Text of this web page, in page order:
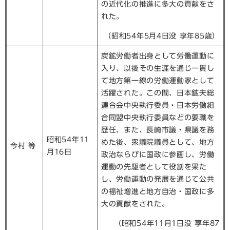
の近代化の推進に多大の貢献をさ
れた。
（昭和54年5月4日没 享年85歳）
今村 等
昭和54年11
月16日
炭鉱労働者出身として労働運動に
入り、以後その生涯を通じ一貫し
て地方第一線の労働運動家として
活躍された。この間、日本鉱夫総
連合会中央執行委員・日本労働組
合同盟中央執行委員などの要職を
歴任、また、長崎市議・県議を務
めた後、衆議院議員として、地方
政治ならびに国政に参画し、労働
運動の先駆者として役割を果た
し、労働運動の発展を通じて公共
の福祉増進と地方自治・国政に多
大の貢献をされた。
（昭和54年11月1日没 享年87